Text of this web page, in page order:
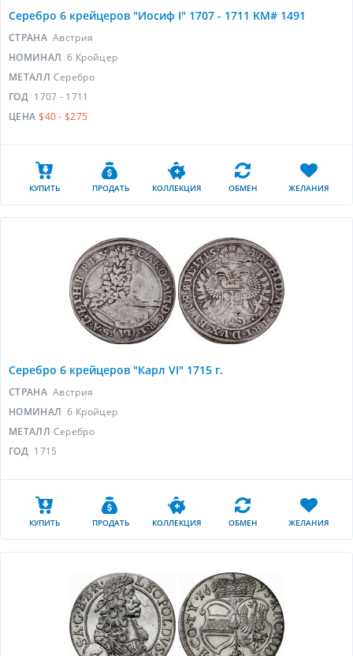
Серебро 6 крейцеров "Иосиф I" 1707 - 1711 KM# 1491
СТРАНА Австрия
НОМИНАЛ 6 Кройцер
МЕТАЛЛ Серебро
ГОД 1707 - 1711
ЦЕНА $40 - $275
КУПИТЬ ПРОДАТЬ КОЛЛЕКЦИЯ ОБМЕН ЖЕЛАНИЯ
Серебро 6 крейцеров "Карл VI" 1715 г.
СТРАНА Австрия
НОМИНАЛ 6 Кройцер
МЕТАЛЛ Серебро
ГОД 1715
КУПИТЬ ПРОДАТЬ КОЛЛЕКЦИЯ ОБМЕН ЖЕЛАНИЯ